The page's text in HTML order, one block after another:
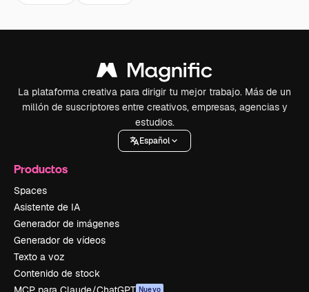
La plataforma creativa para dirigir tu mejor trabajo. Más de un
millón de suscriptores entre creativos, empresas, agencias y
estudios.
Español
Productos
Spaces
Asistente de IA
Generador de imágenes
Generador de vídeos
Texto a voz
Contenido de stock
Nuevo